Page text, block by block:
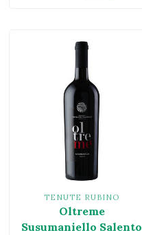
TENUTE RUBINO
Oltreme
Susumaniello Salento